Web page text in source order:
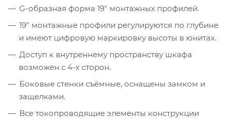
G-образная форма 19" монтажных профилей.
19" монтажные профили регулируются по глубине
и имеют цифровую маркировку высоты в юнитах.
Доступ к внутреннему пространству шкафа
возможен с 4-х сторон.
Боковые стенки съёмные, оснащены замком и
защелками.
Все токопроводящие элементы конструкции